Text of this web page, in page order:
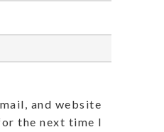
and website
the next time I